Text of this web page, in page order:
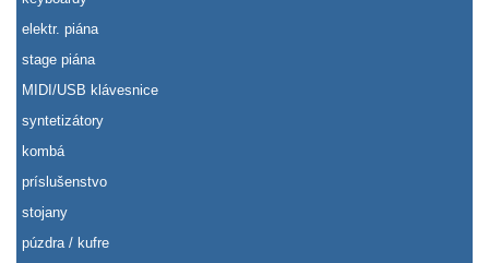
elektr. piána
stage piána
MIDI/USB klávesnice
syntetizátory
kombá
príslušenstvo
stojany
púzdra / kufre